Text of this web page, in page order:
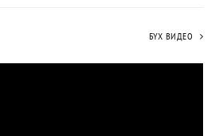
БҮХ ВИДЕО